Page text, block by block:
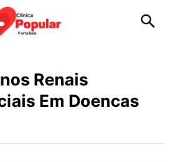
Renais
Em Doencas